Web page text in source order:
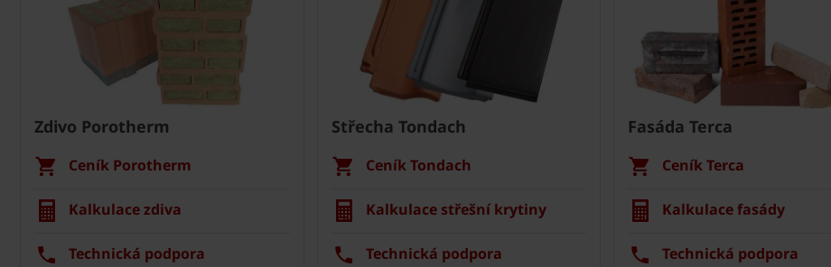
Zdivo Porotherm
Ceník Porotherm
Kalkulace zdiva
Technická podpora
Střecha Tondach
Ceník Tondach
Kalkulace střešní krytiny
Technická podpora
Fasáda Terca
Ceník Terca
Kalkulace fasády
Technická podpora